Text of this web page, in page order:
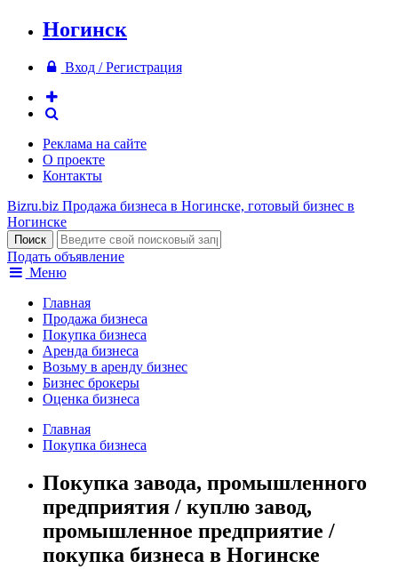
Ногинск
Вход / Регистрация
Реклама на сайте
О проекте
Контакты
Bizru.biz Продажа бизнеса в Ногинске, готовый бизнес в
Ногинске
Подать объявление
Меню
Главная
Продажа бизнеса
Покупка бизнеса
Аренда бизнеса
Возьму в аренду бизнес
Бизнес брокеры
Оценка бизнеса
Главная
Покупка бизнеса
Покупка завода, промышленного
предприятия / куплю завод,
промышленное предприятие /
покупка бизнеса в Ногинске